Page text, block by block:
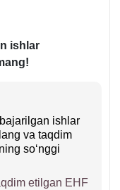
roʻyхatdan
oʻtkazilgan
b.
ishlar
ishlar
va taqdim
soʻnggi
etilgan EHF